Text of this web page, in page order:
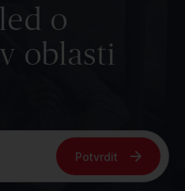
o
oblasti
Potvrdit